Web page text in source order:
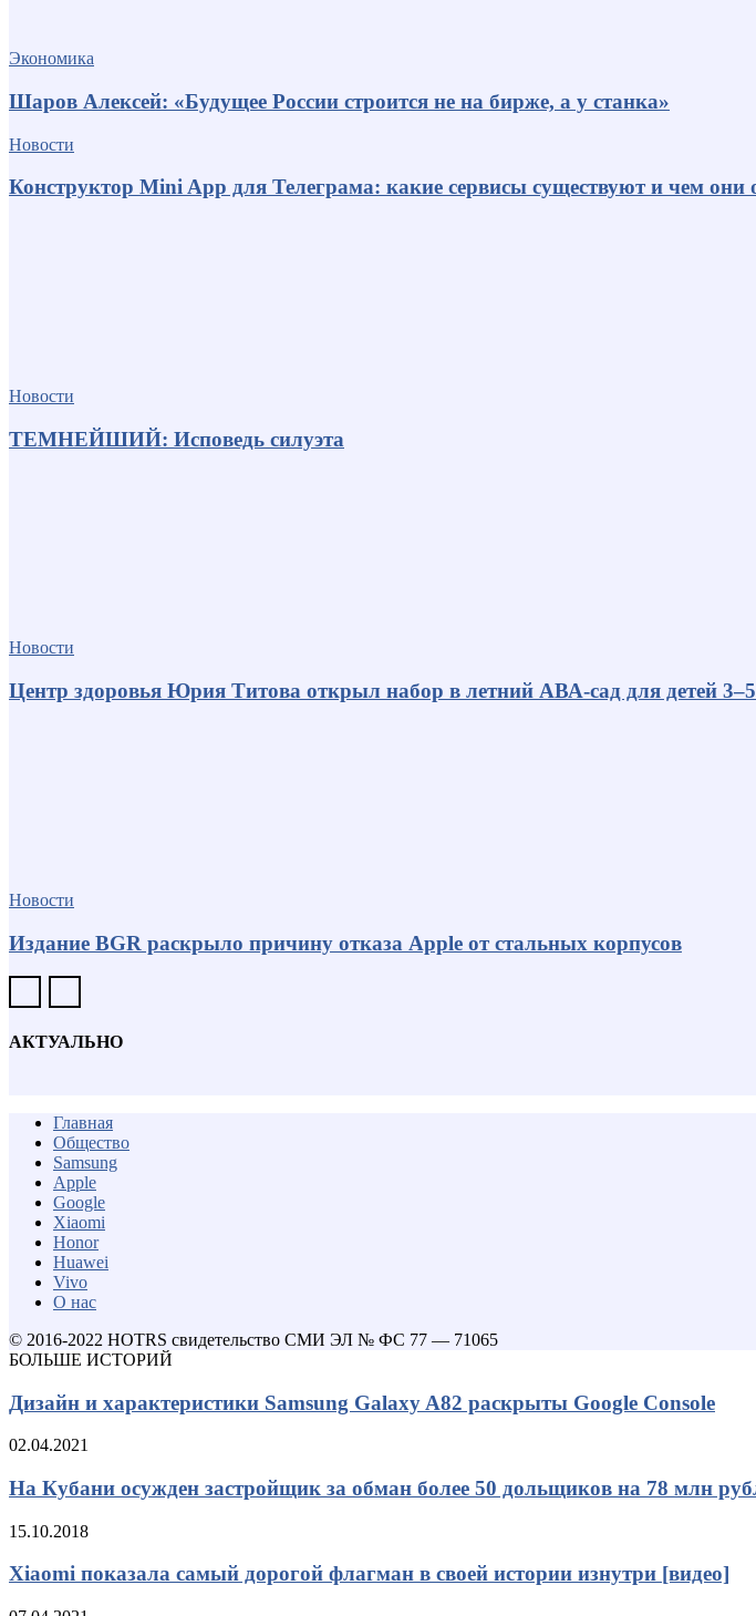
Экономика
Шаров Алексей: «Будущее России строится не на бирже, а у станка»
Новости
Конструктор Mini App для Телеграма: какие сервисы существуют и чем они
Новости
ТЕМНЕЙШИЙ: Исповедь силуэта
Новости
Центр здоровья Юрия Титова открыл набор в летний АВА-сад для детей
Новости
Издание BGR раскрыло причину отказа Apple от стальных корпусов
АКТУАЛЬНО
Главная
Общество
Samsung
Apple
Google
Xiaomi
Honor
Huawei
Vivo
О нас
© 2016-2022 HOTRS свидетельство СМИ ЭЛ № ФС 77 — 71065
БОЛЬШЕ ИСТОРИЙ
Дизайн и характеристики Samsung Galaxy A82 раскрыты Google Сonsole
02.04.2021
На Кубани осужден застройщик за обман более 50 дольщиков на 78 млн
15.10.2018
Xiaomi показала самый дорогой флагман в своей истории изнутри [видео]